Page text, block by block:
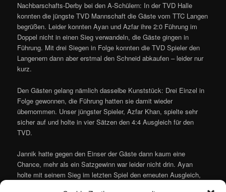
Nachbarschafts-Derby bei den A-Schülern: In der TVD Halle
konnten die jüngste TVD Mannschaft die Gäste vom TTC Langen
begrüßen. Leider konnten Ayan und Azfar ihre 2:0 Führung im
Doppel nicht in einen Sieg verwandeln, die Gäste gingen in
Führung. Mit drei Siegen in Folge konnten die TVD Spieler den
Langenern dann aber erstmal den Schneid abkaufen – leider nur
kurz.
Den Gästen gelang nämlich dasselbe Kunststück: Drei Einzel in
Folge gewonnen, die Führung hatten sie damit wieder
übernommen. Unser jüngster Spieler, Azfar Khan, spielte sehr
sicher auf und holte in vier Sätzen den 4:4 Ausgleich für den
TVD.
Jannik hatte gegen den Einser der Gäste dann kaum eine
Chance, mehr als ein Satzgewinn war leider nicht drin. Ayan
holte mit seinem Sieg im letzten Spiel den erneuten Ausgleich,